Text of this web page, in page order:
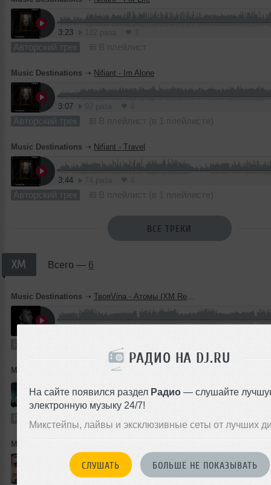
РАДИО НА DJ.RU
На сайте появился раздел Радио — слушайте
электронную музыку 24/7!
Микстейпы, лайвы и эксклюзивные сеты от лучших
СЛУШАТЬ БОЛЬШЕ НЕ ПОКАЗЫВАТЬ
3:23
Авторский трек В плейлист
Music Destinations ➝ Nifiant - Im Alone
3:07
Авторский трек В плейлист (в 1 плейлисте)
Music Destinations ➝ Nifiant - Travel
3:44
Авторский трек В плейлист (в 1 плейлисте)
ВСЕ ТРЕКИ
XM Всего — 6
Music Destinations ➝ ТвояVina - Атомы (XM Remix)
Ремикс
Music Destinations Покинула Чат (Glazur & XM Remix)
2:54 450 раз 94
Ремикс В плейлист (в 8 плейлистах)
Music Destinations
788 раз 6.8 MB, 320